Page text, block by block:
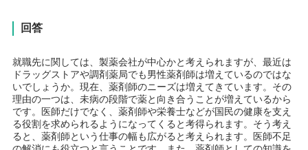
回答
就職先に関しては、製薬会社が中心かと考えられますが、最近は
ドラッグストアや調剤薬局でも男性薬剤師は増えているのではな
いでしょうか。現在、薬剤師のニーズは増えてきています。その
理由の一つは、未病の段階で薬と向き合うことが増えているから
です。医師だけでなく、薬剤師や栄養士などが国民の健康を支え
る役割を求められるようになってくると考得られます。そう考え
ると、薬剤師という仕事の幅も広がると考えられます。医師不足